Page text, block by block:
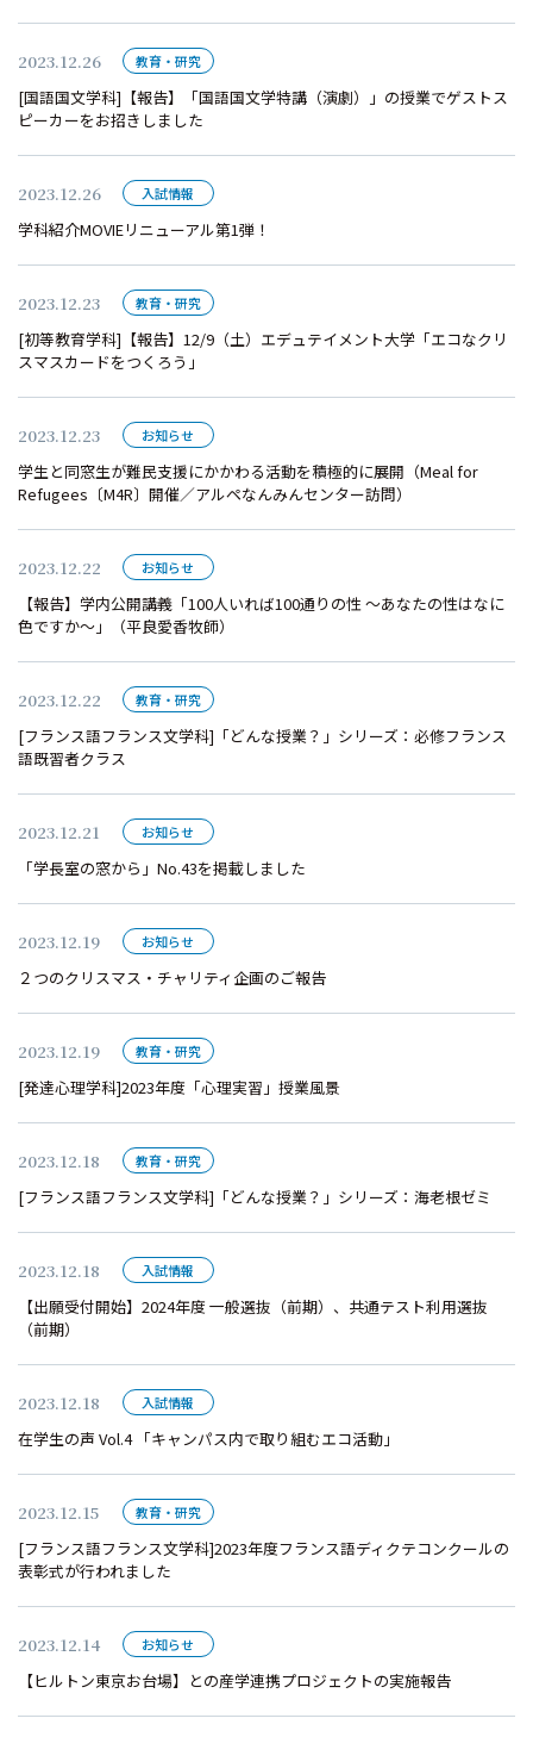
2023.12.26 教育・研究
[国語国文学科]【報告】「国語国文学特講（演劇）」の授業でゲストス
ピーカーをお招きしました
2023.12.26 入試情報
学科紹介MOVIEリニューアル第1弾！
2023.12.23 教育・研究
[初等教育学科]【報告】12/9（土）エデュテイメント大学「エコなクリ
スマスカードをつくろう」
2023.12.23 お知らせ
学生と同窓生が難民支援にかかわる活動を積極的に展開（Meal for
Refugees〔M4R〕開催／アルペなんみんセンター訪問）
2023.12.22 お知らせ
【報告】学内公開講義「100人いれば100通りの性 ～あなたの性はなに
色ですか～」（平良愛香牧師）
2023.12.22 教育・研究
[フランス語フランス文学科]「どんな授業？」シリーズ：必修フランス
語既習者クラス
2023.12.21 お知らせ
「学長室の窓から」No.43を掲載しました
2023.12.19 お知らせ
２つのクリスマス・チャリティ企画のご報告
2023.12.19 教育・研究
[発達心理学科]2023年度「心理実習」授業風景
2023.12.18 教育・研究
[フランス語フランス文学科]「どんな授業？」シリーズ：海老根ゼミ
2023.12.18 入試情報
【出願受付開始】2024年度 一般選抜（前期）、共通テスト利用選抜
（前期）
2023.12.18 入試情報
在学生の声 Vol.4 「キャンパス内で取り組むエコ活動」
2023.12.15 教育・研究
[フランス語フランス文学科]2023年度フランス語ディクテコンクールの
表彰式が行われました
2023.12.14 お知らせ
【ヒルトン東京お台場】との産学連携プロジェクトの実施報告